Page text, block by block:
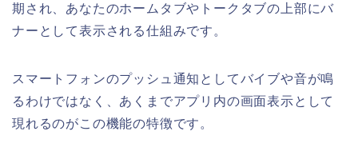
期され、あなたのホームタブやトークタブの上部にバ
ナーとして表示される仕組みです。
スマートフォンのプッシュ通知としてバイブや音が鳴
るわけではなく、あくまでアプリ内の画面表示として
現れるのがこの機能の特徴です。